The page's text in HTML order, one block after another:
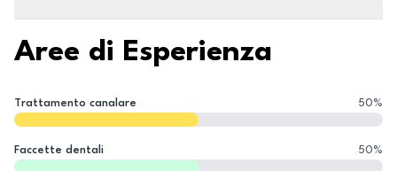
Aree di Esperienza
Trattamento canalare 50%
Faccette dentali 50%